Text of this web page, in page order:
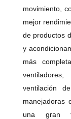
movimiento,
mejor
de productos
y
más
ventilación
manejadoras
una gran